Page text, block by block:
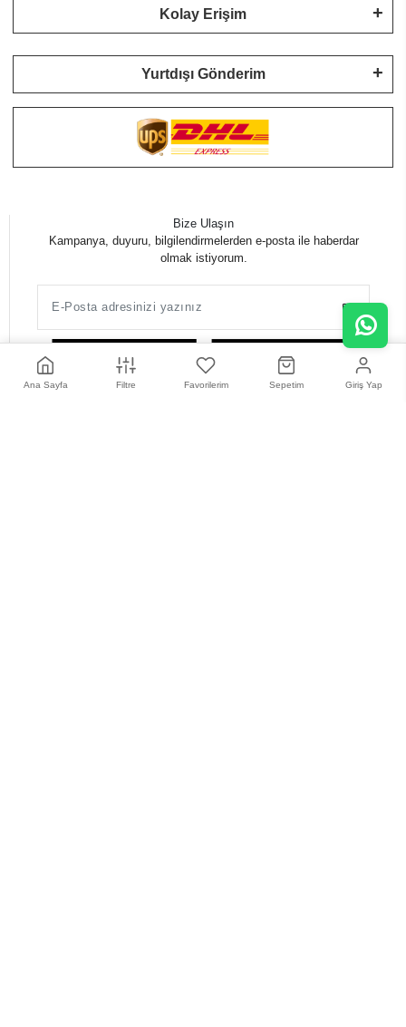
Kolay Erişim
Yurtdışı Gönderim
Bize Ulaşın
Kampanya, duyuru, bilgilendirmelerden e-posta ile haberdar
olmak istiyorum.
Ana Sayfa Filtre Favorilerim Sepetim Giriş Yap